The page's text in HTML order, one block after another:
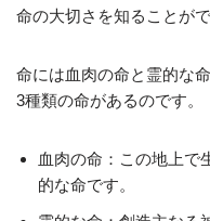
命の大切さを知ることがで
命には血肉の命と霊的な
3種類の命があるのです。
血肉の命：この地上で
的な命です。